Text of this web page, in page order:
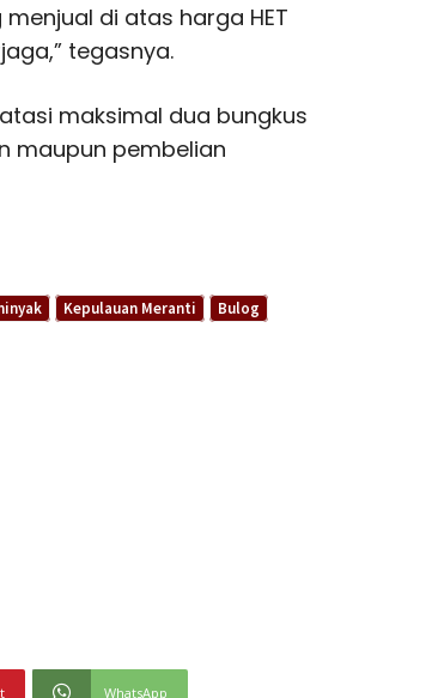
di atas harga HET
tegasnya.
maksimal dua bungkus
maupun pembelian
Kepulauan Meranti
Bulog
WhatsApp